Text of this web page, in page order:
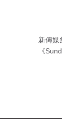
新傳媒
《